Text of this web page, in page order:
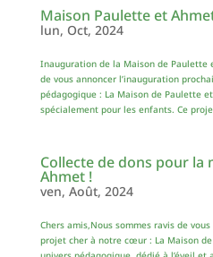
Maison Paulette et
lun, Oct, 2024
Inauguration de la Maison de Paulette
de vous annoncer l’inauguration
pédagogique : La Maison de Paulette
spécialement pour les enfants. Ce
Collecte de dons pour la
Ahmet !
ven, Août, 2024
Chers amis,Nous sommes ravis de
projet cher à notre cœur : La Maison